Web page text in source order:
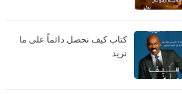
كتاب كيف نحصل دائماً على ما
نريد